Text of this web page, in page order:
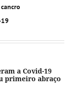
cancro
a Covid-19
primeiro abraço